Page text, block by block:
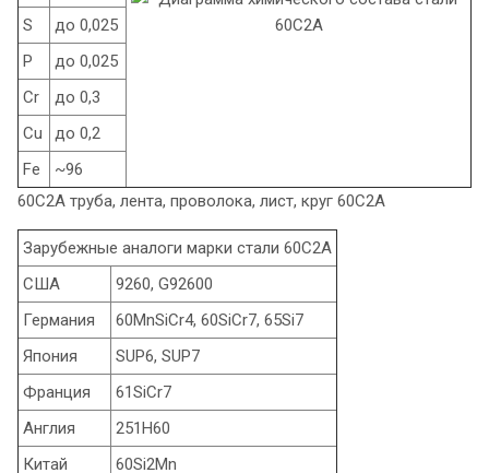
S
до 0,025
P
до 0,025
Cr
до 0,3
Cu
до 0,2
Fe
~96
60С2А труба, лента, проволока, лист, круг 60С2А
Зарубежные аналоги марки стали 60С2А
США
9260, G92600
Германия
60MnSiCr4, 60SiCr7, 65Si7
Япония
SUP6, SUP7
Франция
61SiCr7
Англия
251H60
Китай
60Si2Mn